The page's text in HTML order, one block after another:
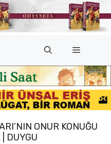
Menü
ONUR KONUĞU
DUYGU